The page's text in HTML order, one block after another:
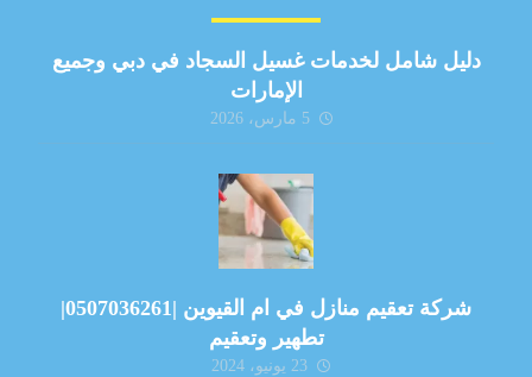
دليل شامل لخدمات غسيل السجاد في دبي وجميع
الإمارات
5 مارس، 2026
شركة تعقيم منازل في ام القيوين |0507036261|
تطهير وتعقيم
23 يونيو، 2024